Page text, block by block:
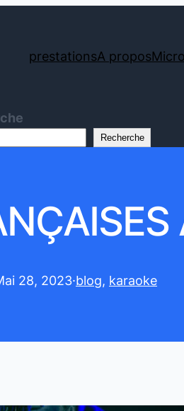
prestationsA propos
Recherche
28, 2023·blog, karaoke